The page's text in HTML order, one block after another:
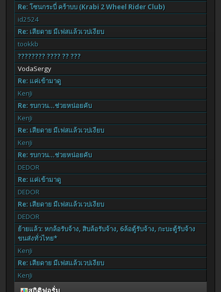
Re: โซนกระบี่ คร้าบบ (Krabi 2 Wheel Rider Club)
id2524
Re: เสียดาย มีเฟสแล้วเวปเงียบ
tookkb
???????? ???? ?? ???
VodaSergy
Re: แค่เข้ามาดู
KenJi
Re: รบกวน...ช่วยหน่อยคับ
KenJi
Re: เสียดาย มีเฟสแล้วเวปเงียบ
KenJi
Re: รบกวน...ช่วยหน่อยคับ
DEDOR
Re: แค่เข้ามาดู
DEDOR
Re: เสียดาย มีเฟสแล้วเวปเงียบ
DEDOR
ย้ายแล้ว: หกล้อรับจ้าง, สิบล้อรับจ้าง, 6ล้อตู้รับจ้าง, กะบะตู้รับจ้าง
ขนส่งทั่วไทย*
KenJi
Re: เสียดาย มีเฟสแล้วเวปเงียบ
KenJi